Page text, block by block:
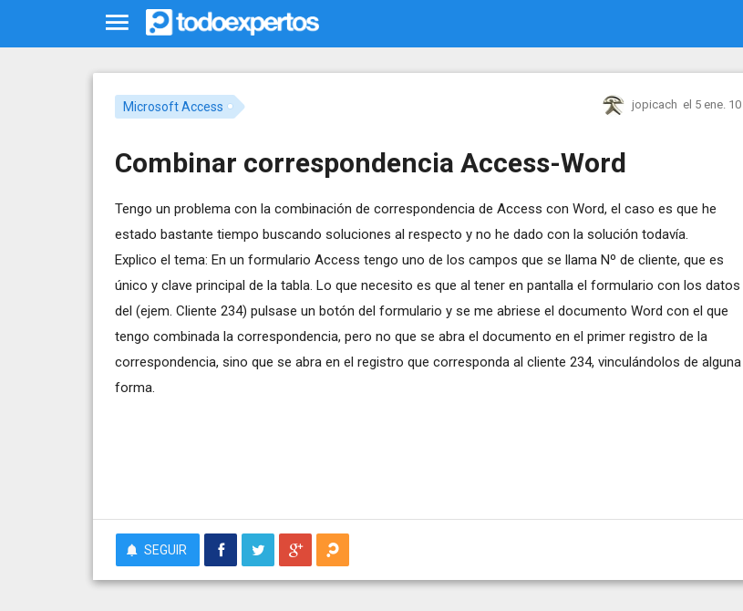
Microsoft Access jopicach el 5 ene. 10
Combinar correspondencia Access-Word
Tengo un problema con la combinación de correspondencia de Access con Word, el caso es que he
estado bastante tiempo buscando soluciones al respecto y no he dado con la solución todavía.
Explico el tema: En un formulario Access tengo uno de los campos que se llama Nº de cliente, que es
único y clave principal de la tabla. Lo que necesito es que al tener en pantalla el formulario con los datos
del (ejem. Cliente 234) pulsase un botón del formulario y se me abriese el documento Word con el que
tengo combinada la correspondencia, pero no que se abra el documento en el primer registro de la
correspondencia, sino que se abra en el registro que corresponda al cliente 234, vinculándolos de alguna
forma.
SEGUIR